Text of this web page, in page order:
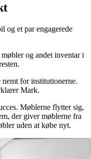
og et par engagerede
og andet inventar i
for institutionerne.
Mark.
Møblerne flytter sig,
der giver møblerne fra
uden at købe nyt.